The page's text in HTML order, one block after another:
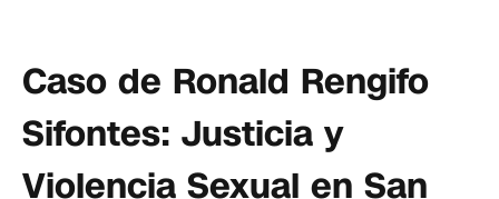
Caso de Ronald Rengifo
Sifontes: Justicia y
Violencia Sexual en San